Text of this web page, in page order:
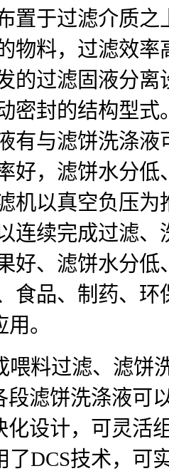
置于过滤介质
物料，过滤效
的过滤固液分
密封的结构型
有与滤饼洗涤
好，滤饼水分
以真空负压为
连续完成过滤
好、滤饼水分
食品、制药、
。
喂料过滤、滤饼
段滤饼洗涤液可
化设计，可灵活
了DCS技术，可